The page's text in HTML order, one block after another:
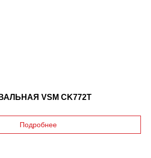
VSM CK772T
Подробнее